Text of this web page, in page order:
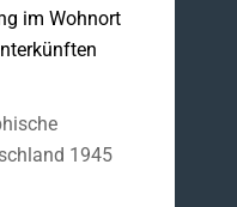
im Wohnort
1945